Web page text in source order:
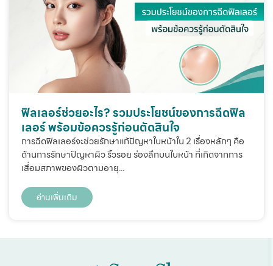
ฟิลเลอร์ช่วยอะไร? รวมประโยชน์ของการฉีดฟิล
เลอร์ พร้อมข้อควรรู้ก่อนตัดสินใจ
การฉีดฟิลเลอร์จะช่วยรักษาแก้ปัญหาใบหน้าใน 2 เรื่องหลักๆ คือ
ด้านการรักษาปัญหาผิว ริ้วรอย ร่องลึกบนใบหน้า ที่เกิดจากการ
เสื่อมสภาพของผิวตามอายุ...
อ่านเพิ่มเติม